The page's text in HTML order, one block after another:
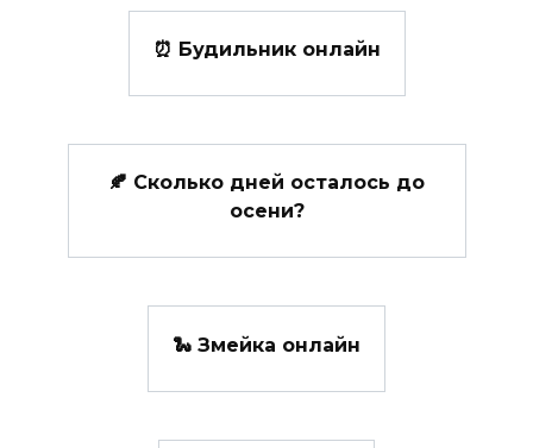
⏰ Будильник онлайн
🍂 Сколько дней осталось до
осени?
🐍 Змейка онлайн